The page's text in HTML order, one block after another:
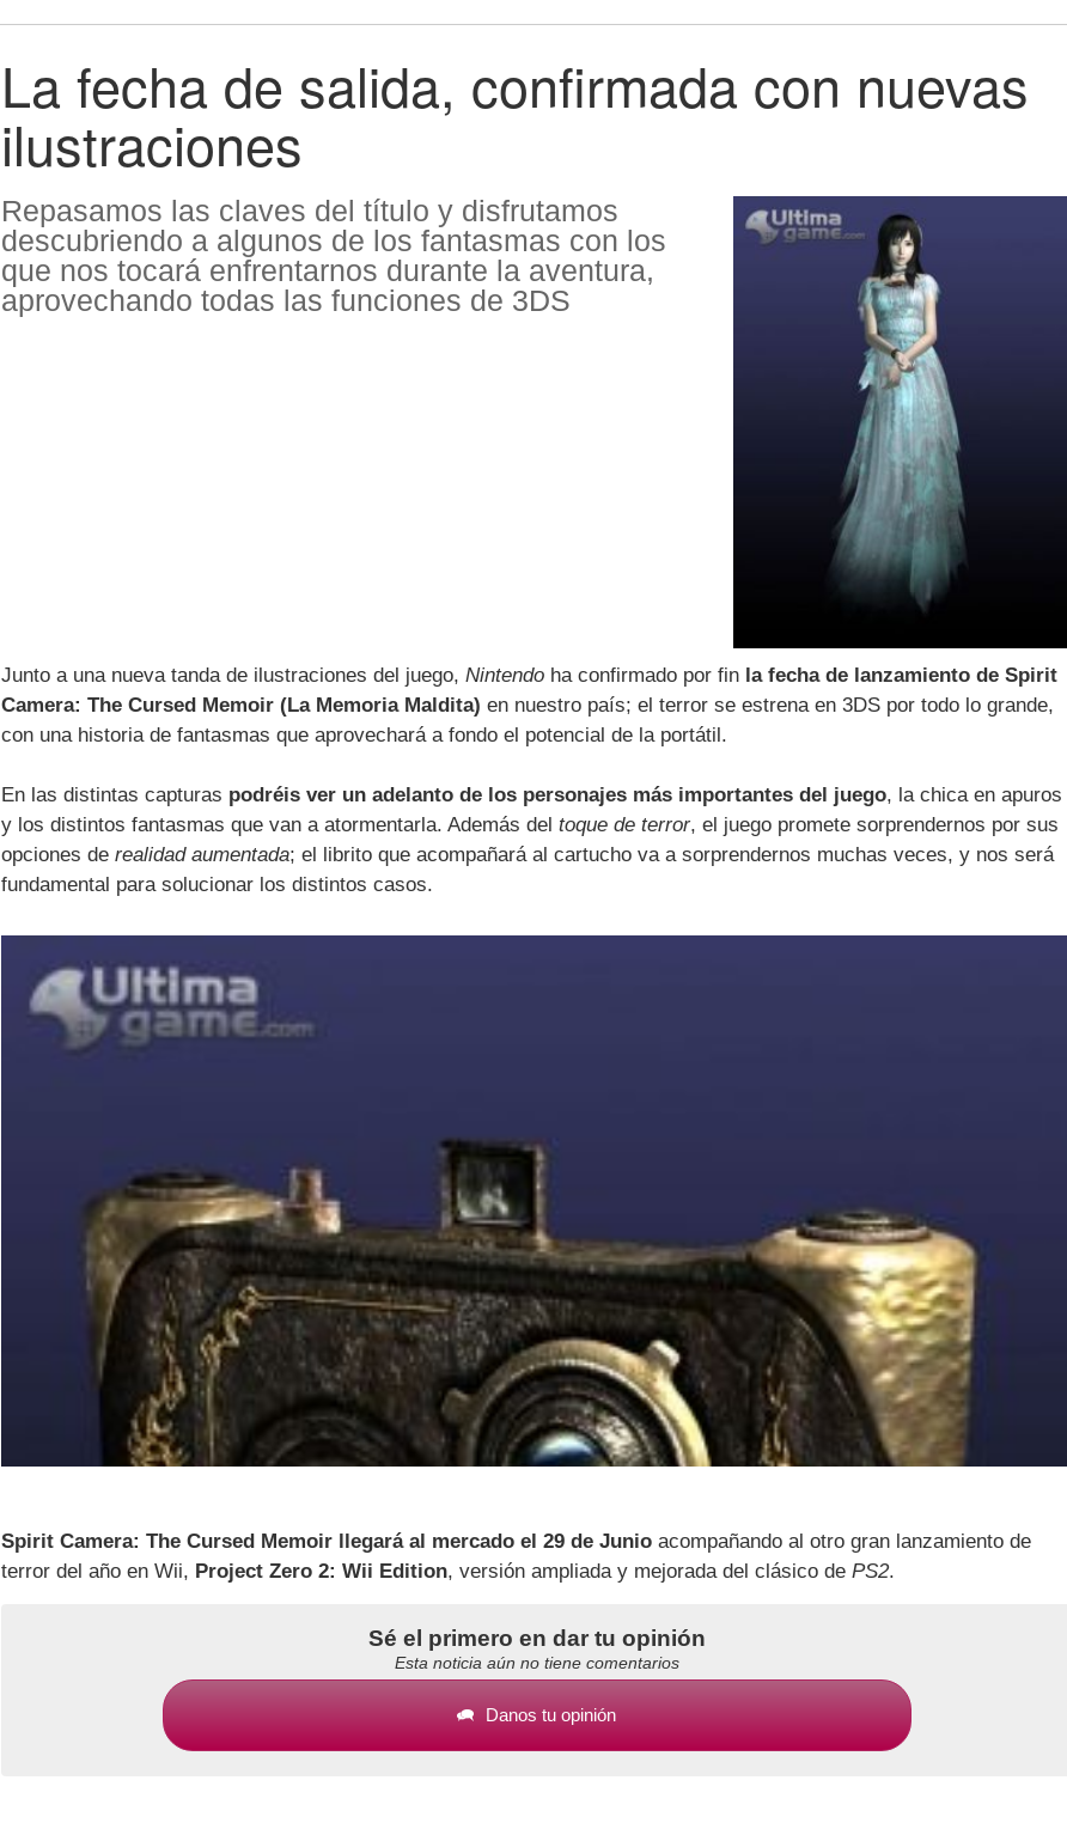
La fecha de salida, confirmada con nuevas
ilustraciones
Repasamos las claves del título y disfrutamos
descubriendo a algunos de los fantasmas con los
que nos tocará enfrentarnos durante la aventura,
aprovechando todas las funciones de 3DS
Junto a una nueva tanda de ilustraciones del juego,Nintendo ha confirmado por fin la fecha de lanzamiento de Spirit
Camera: The Cursed Memoir (La Memoria Maldita) en nuestro país; el terror se estrena en 3DS por todo lo grande,
con una historia de fantasmas que aprovechará a fondo el potencial de la portátil.
En las distintas capturas podréis ver un adelanto de los personajes más importantes del juego, la chica en apuros
y los distintos fantasmas que van a atormentarla. Además deltoque de terror, el juego promete sorprendernos por sus
opciones derealidad aumentada; el librito que acompañará al cartucho va a sorprendernos muchas veces, y nos será
fundamental para solucionar los distintos casos.
Spirit Camera: The Cursed Memoir llegará al mercado el 29 de Junio acompañando al otro gran lanzamiento de
terror del año en Wii, Project Zero 2: Wii Edition, versión ampliada y mejorada del clásico dePS2.
Sé el primero en dar tu opinión
Esta noticia aún no tiene comentarios
Danos tu opinión